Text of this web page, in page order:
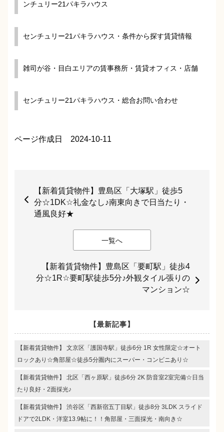
ンチュリー21パキラハウス
センチュリー21パキラハウス・条件から探す賃貸情報
雑司が谷・目白エリアの賃事務所・賃貸オフィス・店舗
センチュリー21パキラハウス・総合お問い合わせ
ページ作成日 2024-10-11
【新着賃貸物件】豊島区「大塚駅」徒歩5
分☆1DK☆礼金なし♪南東向きで日当たり・
通風良好★
一覧へ
【新着賃貸物件】豊島区「要町駅」徒歩4
分☆1R☆要町駅徒歩5分♪外観タイル張りの
マンション☆
【最新記事】
【新着賃貸物件】 文京区「護国寺駅」徒歩6分 1R 女性限定☆オート
ロックあり☆角部屋☆徒歩5分圏内にスーパー・コンビニあり☆
【新着賃貸物件】 北区「西ヶ原駅」徒歩6分 2K 防音室2室完備☆日当
たり良好・2面採光♪
【新着賃貸物件】 渋谷区「西新宿五丁目駅」徒歩8分 3LDK スライド
ドアで2LDK・洋室13.9帖に！！角部屋・三面採光・南向き☆